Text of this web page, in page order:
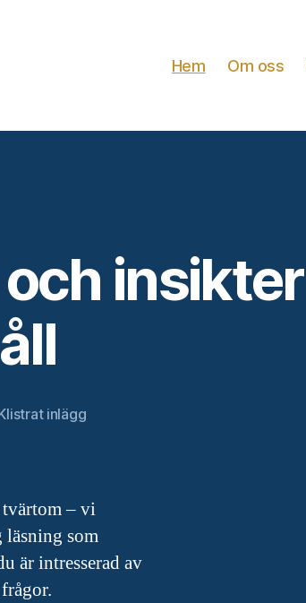
Hem Om oss
insikter
inlägg
tvärtom – vi
läsning som
är intresserad av